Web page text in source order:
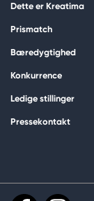
Dette er Kreatima
Prismatch
Bæredygtighed
Konkurrence
Ledige stillinger
Pressekontakt